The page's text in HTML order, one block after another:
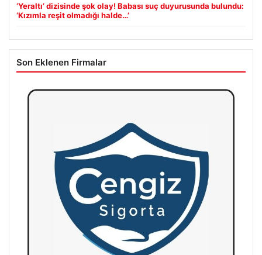
‘Yeraltı’ dizisinde şok olay! Babası suç duyurusunda bulundu:
‘Kızımla reşit olmadığı halde…’
Son Eklenen Firmalar